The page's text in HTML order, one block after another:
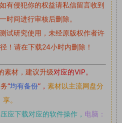
有侵犯你的权益请私信留言收到
时间进行审核后删除。
试研究使用，未经原版权作者许
！请在下载24小时内删除！
素材，建议升级对应的VIP。
“均有备份”， 素材以主流网盘分
享。
应下载对应的软件操作， 电脑：